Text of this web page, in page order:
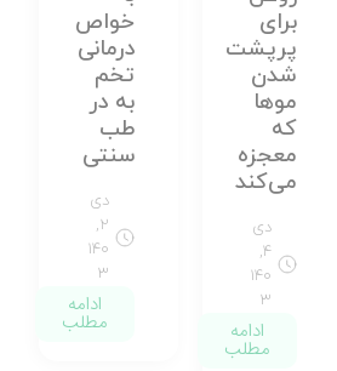
برای
پرپشت
شدن
موها
که
معجزه
می‌کند
دی
۴,
۱۴۰
۳
ادامه
مطلب
خواص
درمانی
تخم
به در
طب
سنتی
دی
۲,
۱۴۰
۳
ادامه
مطلب